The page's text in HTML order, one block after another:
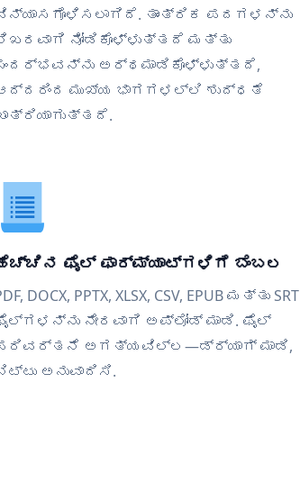
ತಾಂತ್ರಿಕ ಪದಗಳನ್ನು
ನೋಡಿಕೊಳ್ಳುತ್ತದೆ ಮತ್ತು
ಅರ್ಥಮಾಡಿಕೊಳ್ಳುತ್ತದೆ,
ಮುಖ್ಯ ಭಾಗಗಳಲ್ಲಿ ಶುದ್ಧತೆ
ಫೈಲ್ ಫಾರ್ಮ್ಯಾಟ್‌ಗಳಿಗೆ ಬೆಂಬಲ
DOCX, PPTX, XLSX, CSV, EPUB ಮತ್ತು SRT
ನೇರವಾಗಿ ಅಪ್ಲೋಡ್ ಮಾಡಿ. ಫೈಲ್
ಅಗತ್ಯವಿಲ್ಲ—ಡ್ರ್ಯಾಗ್ ಮಾಡಿ,
ಅನುವಾದಿಸಿ.